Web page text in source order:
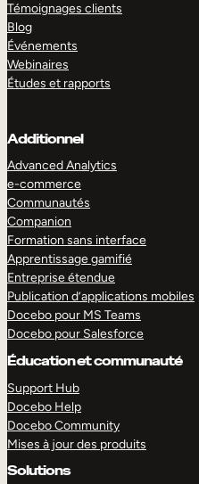
Témoignages clients
Blog
Événements
Webinaires
Études et rapports
Additionnel
Advanced Analytics
e-commerce
Communautés
Companion
Formation sans interface
Apprentissage gamifié
Entreprise étendue
Publication d’applications mobiles
Docebo pour MS Teams
Docebo pour Salesforce
Éducation et communauté
Support Hub
Docebo Help
Docebo Community
Mises à jour des produits
Solutions